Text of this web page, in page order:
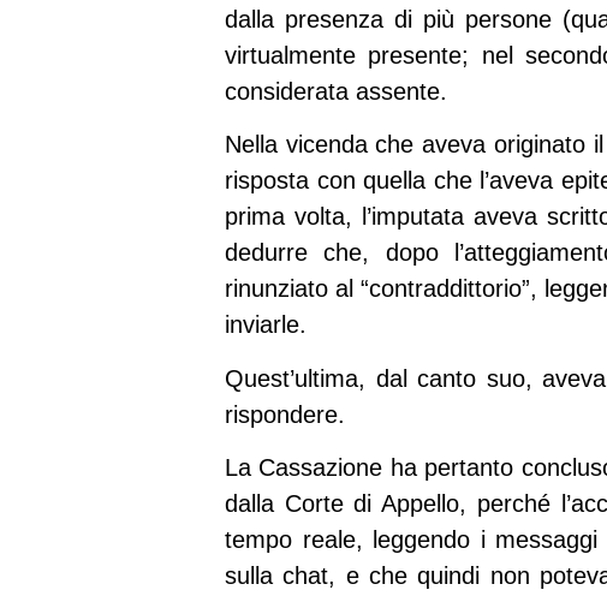
dalla presenza di più persone
virtualmente presente; nel
considerata assente.
Nella vicenda che aveva originato
risposta con quella che l’aveva
prima volta, l’imputata aveva
dedurre che, dopo
rinunziato al “contraddittorio”,
inviarle.
Quest’ultima, dal canto suo,
rispondere.
La Cassazione ha pertanto
dalla Corte di Appello, perché
tempo reale, leggendo i
sulla chat, e che quindi non